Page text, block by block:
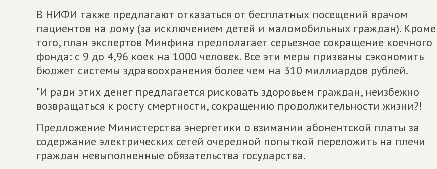
В НИФИ также предлагают отказаться от бесплатных посещений врачом
пациентов на дому (за исключением детей и маломобильных граждан). Кроме
того, план экспертов Минфина предполагает серьезное сокращение коечного
фонда: с 9 до 4,96 коек на 1000 человек. Все эти меры призваны сэкономить
бюджет системы здравоохранения более чем на 310 миллиардов рублей.
"И ради этих денег предлагается рисковать здоровьем граждан, неизбежно
возвращаться к росту смертности, сокращению продолжительности жизни?!
Предложение Министерства энергетики о взимании абонентской платы за
содержание электрических сетей очередной попыткой переложить на плечи
граждан невыполненные обязательства государства.